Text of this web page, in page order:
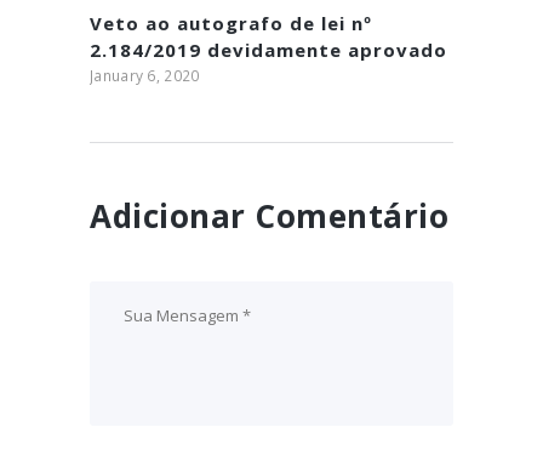
Veto ao autografo de lei nº
2.184/2019 devidamente aprovado
January 6, 2020
Adicionar Comentário